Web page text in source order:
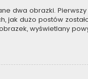
dwa obrazki.
jak dużo postów
wyświetlany